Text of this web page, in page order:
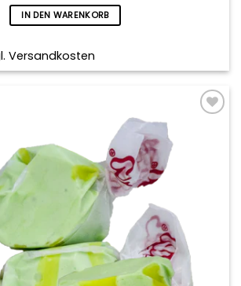
IN DEN WARENKORB
Versandkosten